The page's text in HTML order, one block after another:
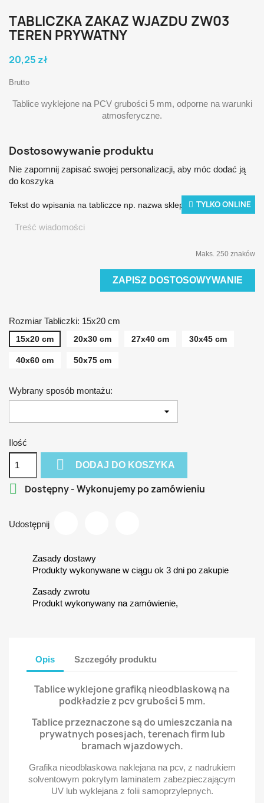
TYLKO ONLINE
TABLICZKA ZAKAZ WJAZDU ZW03
TEREN PRYWATNY
20,25 zł
Brutto
Tablice wyklejone na PCV grubości 5 mm, odporne na warunki
atmosferyczne.
Dostosowywanie produktu
Nie zapomnij zapisać swojej personalizacji, aby móc dodać ją
do koszyka
Tekst do wpisania na tabliczce np. nazwa sklepu
Maks. 250 znaków
ZAPISZ DOSTOSOWYWANIE
Rozmiar Tabliczki: 15x20 cm
15x20 cm 20x30 cm 27x40 cm 30x45 cm
40x60 cm 50x75 cm
Wybrany sposób montażu:
Ilość
 DODAJ DO KOSZYKA
 Dostępny - Wykonujemy po zamówieniu
Udostępnij
Zasady dostawy
Produkty wykonywane w ciągu ok 3 dni po zakupie
Zasady zwrotu
Produkt wykonywany na zamówienie,
Opis Szczegóły produktu
Tablice wyklejone grafiką nieodblaskową na
podkładzie z pcv grubości 5 mm.
Tablice przeznaczone są do umieszczania na
prywatnych posesjach, terenach firm lub
bramach wjazdowych.
Grafika nieodblaskowa naklejana na pcv, z nadrukiem
solventowym pokrytym laminatem zabezpieczającym
UV lub wyklejana z folii samoprzylepnych.